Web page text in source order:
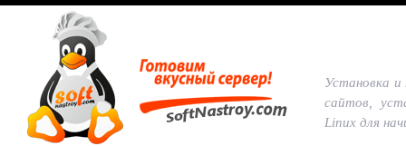
Установка и
сайтов,
Linux для